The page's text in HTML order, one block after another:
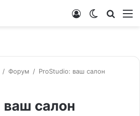
Switch
Войти
/ Форум / ProStudio: ваш салон
салон